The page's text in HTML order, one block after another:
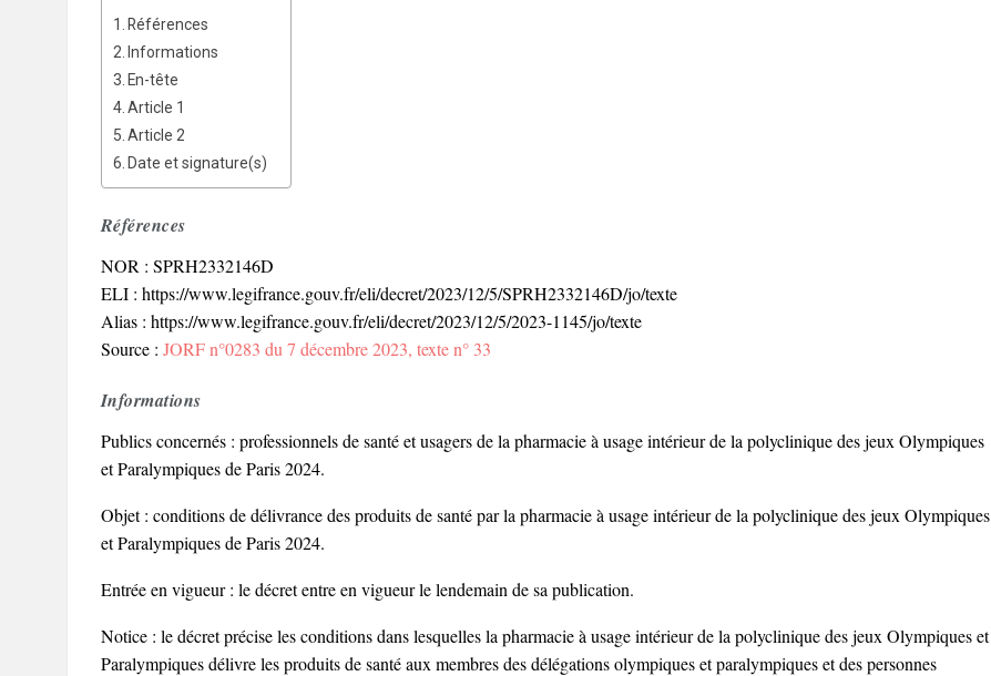
Références
Informations
En-tête
Article 1
Article 2
Date et signature(s)
Références
NOR : SPRH2332146D
ELI : https://www.legifrance.gouv.fr/eli/decret/2023/12/5/SPRH2332146D/jo/texte
Alias : https://www.legifrance.gouv.fr/eli/decret/2023/12/5/2023-1145/jo/texte
Source : JORF n°0283 du 7 décembre 2023, texte n° 33
Informations
Publics concernés : professionnels de santé et usagers de la pharmacie à usage intérieur de la polyclinique des jeux Olympiques
et Paralympiques de Paris 2024.
Objet : conditions de délivrance des produits de santé par la pharmacie à usage intérieur de la polyclinique des jeux Olympiques
et Paralympiques de Paris 2024.
Entrée en vigueur : le décret entre en vigueur le lendemain de sa publication.
Notice : le décret précise les conditions dans lesquelles la pharmacie à usage intérieur de la polyclinique des jeux Olympiques et
Paralympiques délivre les produits de santé aux membres des délégations olympiques et paralympiques et des personnes